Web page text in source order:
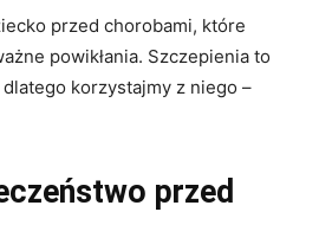
przed chorobami, które
powikłania. Szczepienia to
korzystajmy z niego –
przed